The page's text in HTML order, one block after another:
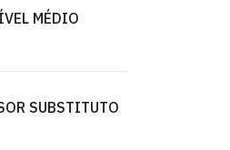
MÉDIO
SUBSTITUTO